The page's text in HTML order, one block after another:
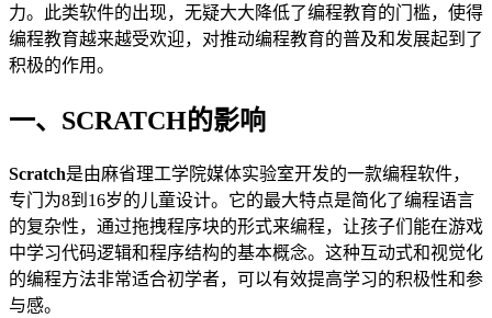
力。此类软件的出现，无疑大大降低了编程教育的门槛，使得
编程教育越来越受欢迎，对推动编程教育的普及和发展起到了
积极的作用。
一、SCRATCH的影响
Scratch是由麻省理工学院媒体实验室开发的一款编程软件，
专门为8到16岁的儿童设计。它的最大特点是简化了编程语言
的复杂性，通过拖拽程序块的形式来编程，让孩子们能在游戏
中学习代码逻辑和程序结构的基本概念。这种互动式和视觉化
的编程方法非常适合初学者，可以有效提高学习的积极性和参
与感。